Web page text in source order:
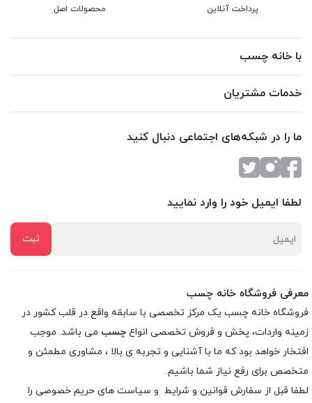
پرداخت آنلاین محصولات اصل
با خانه چسب
خدمات مشتریان
ما را در شبکه‌های اجتماعی دنبال کنید
لطفا ایمیل خود را وارد نمایید
معرفی فروشگاه خانه چسب
فروشگاه خانه چسب یک مرکز تخصصی با سابقه واقع در قلب کشور در
زمینه واردات، پخش و فروش تخصصی انواع چسب می باشد. موجب
افتخار خواهد بود که ما با آشنایی و تجربه ی بالا ، مشاوری مطمئن و
متخصص برای رفع نیاز شما باشیم.
لطفا قبل از سفارش قوانین و شرایط و سیاست های حریم خصوصی را